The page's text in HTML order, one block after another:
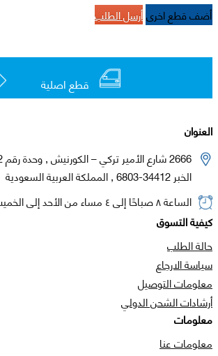
أضف قطع اخرىأرسل الطلب
قطع اصلية
العنوان
2666 شارع الأمير تركي – الكورنيش , وحدة رقم 102
الخبر 34412-6803 , المملكة العربية السعودية
الساعة ٨ صباحًا إلى ٤ مساء من الأحد إلى الخميس
كيفية التسوق
حالة الطلب
سياسة الارجاع
معلومات التوصيل
أرشادات الشحن الدولي
معلومات
معلومات عنا